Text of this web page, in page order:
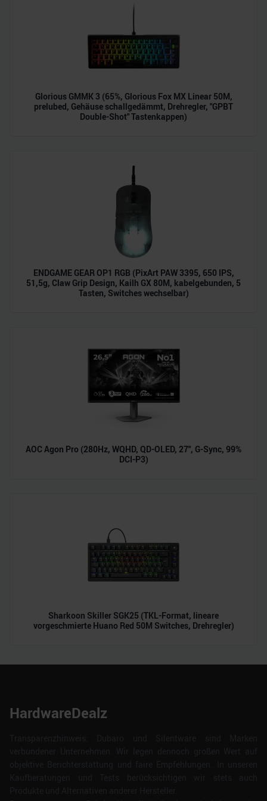
soziale Medien, Werbung und Analysen weiter. Unsere
Partner führen diese Informationen möglicherweise mit
weiteren Daten zusammen, die Sie ihnen bereitgestellt
Glorious GMMK 3 (65%, Glorious Fox MX Linear 50M,
prelubed, Gehäuse schallgedämmt, Drehregler, "GPBT
Double-Shot" Tastenkappen)
ENDGAME GEAR OP1 RGB (PixArt PAW 3395, 650 IPS,
51,5g, Claw Grip Design, Kailh GX 80M, kabelgebunden, 5
Tasten, Switches wechselbar)
AOC Agon Pro (280Hz, WQHD, QD-OLED, 27", G-Sync, 99%
DCI-P3)
Sharkoon Skiller SGK25 (TKL-Format, lineare
vorgeschmierte Huano Red 50M Switches, Drehregler)
HardwareDealz